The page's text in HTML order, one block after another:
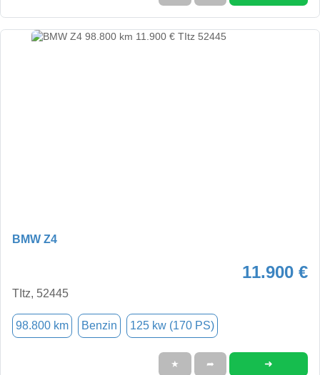
BMW Z4
11.900 €
TItz, 52445
98.800 km Benzin 125 kw (170 PS)
★ ➦ ➜